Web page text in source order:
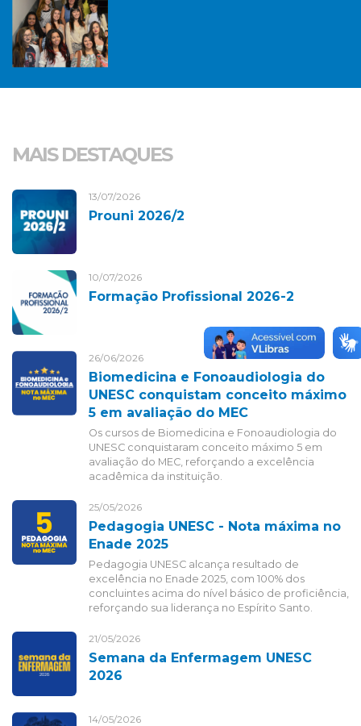
MAIS DESTAQUES
13/07/2026
Prouni 2026/2
10/07/2026
Formação Profissional 2026-2
26/06/2026
Biomedicina e Fonoaudiologia do
UNESC conquistam conceito máximo
5 em avaliação do MEC
Os cursos de Biomedicina e Fonoaudiologia do
UNESC conquistaram conceito máximo 5 em
avaliação do MEC, reforçando a excelência
acadêmica da instituição.
25/05/2026
Pedagogia UNESC - Nota máxima no
Enade 2025
Pedagogia UNESC alcança resultado de
excelência no Enade 2025, com 100% dos
concluintes acima do nível básico de proficiência,
reforçando sua liderança no Espírito Santo.
21/05/2026
Semana da Enfermagem UNESC
2026
14/05/2026